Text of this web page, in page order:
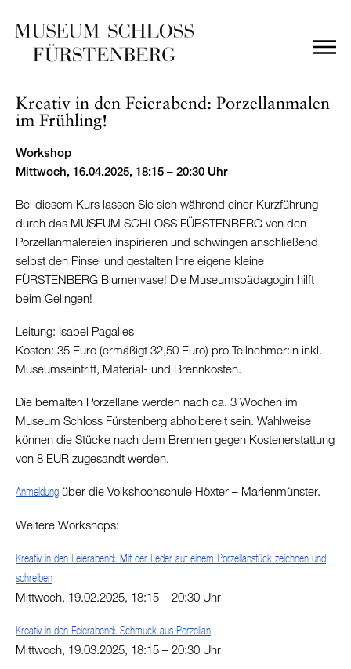
Kreativ in den Feierabend: Porzellanmalen
im Frühling!
Workshop
Mittwoch, 16.04.2025, 18:15 – 20:30 Uhr
Bei diesem Kurs lassen Sie sich während einer Kurzführung
durch das MUSEUM SCHLOSS FÜRSTENBERG von den
Porzellanmalereien inspirieren und schwingen anschließend
selbst den Pinsel und gestalten Ihre eigene kleine
FÜRSTENBERG Blumenvase! Die Museumspädagogin hilft
beim Gelingen!
Leitung: Isabel Pagalies
Kosten: 35 Euro (ermäßigt 32,50 Euro) pro Teilnehmer:in inkl.
Museumseintritt, Material- und Brennkosten.
Die bemalten Porzellane werden nach ca. 3 Wochen im
Museum Schloss Fürstenberg abholbereit sein. Wahlweise
können die Stücke nach dem Brennen gegen Kostenerstattung
von 8 EUR zugesandt werden.
Anmeldung über die Volkshochschule Höxter – Marienmünster.
Weitere Workshops:
Kreativ in den Feierabend: Mit der Feder auf einem Porzellanstück zeichnen und
schreiben
Mittwoch, 19.02.2025, 18:15 – 20:30 Uhr
Kreativ in den Feierabend: Schmuck aus Porzellan
Mittwoch, 19.03.2025, 18:15 – 20:30 Uhr